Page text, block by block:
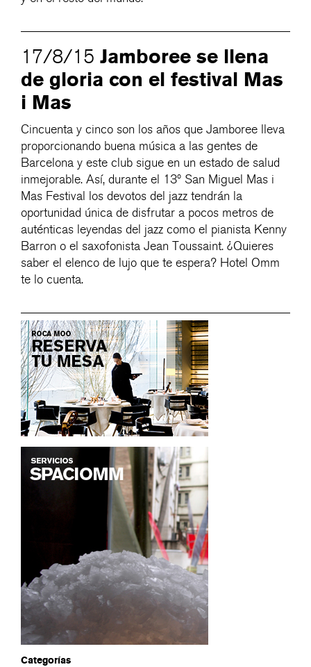
17/8/15 Jamboree se llena
de gloria con el festival Mas
i Mas
Cincuenta y cinco son los años que Jamboree lleva
proporcionando buena música a las gentes de
Barcelona y este club sigue en un estado de salud
inmejorable. Así, durante el 13º San Miguel Mas i
Mas Festival los devotos del jazz tendrán la
oportunidad única de disfrutar a pocos metros de
auténticas leyendas del jazz como el pianista Kenny
Barron o el saxofonista Jean Toussaint. ¿Quieres
saber el elenco de lujo que te espera? Hotel Omm
te lo cuenta.
Categorías